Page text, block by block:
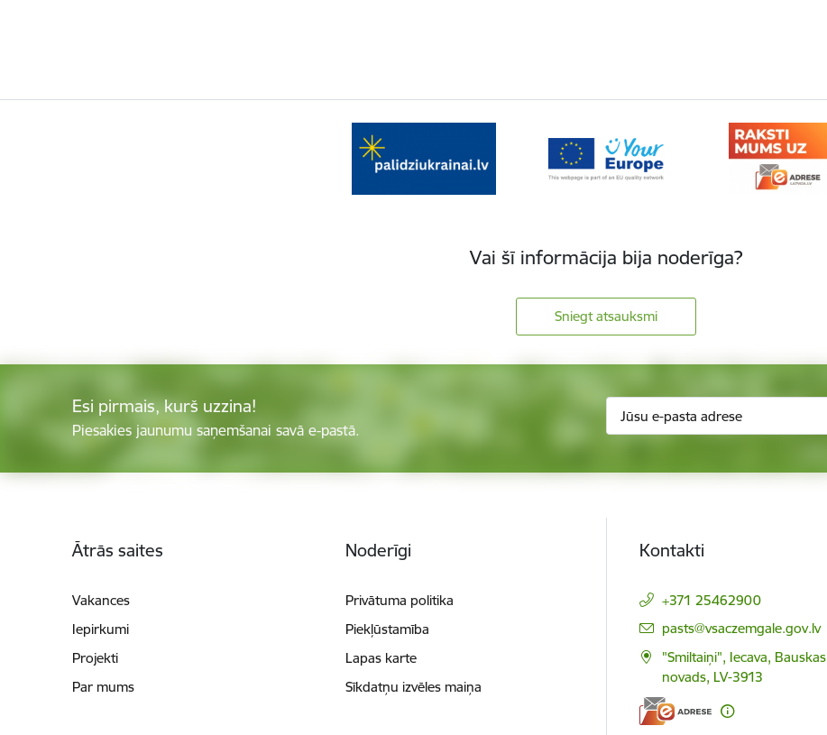
Vai šī informācija bija noderīga?
Sniegt atsauksmi
Esi pirmais, kurš uzzina!
Piesakies jaunumu saņemšanai savā e-pastā.
Ātrās saites
Vakances
Iepirkumi
Projekti
Par mums
Noderīgi
Privātuma politika
Piekļūstamība
Lapas karte
Sīkdatņu izvēles maiņa
Kontakti
+371 25462900
E-pasts:
pasts@vsaczemgale.gov.lv
"Smiltaiņi", Iecava, Bauskas
novads, LV-3913